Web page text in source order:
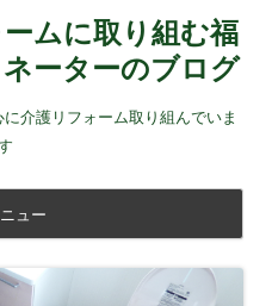
ムに取り組む福
ーターのブログ
介護リフォーム取り組んでいま
ュー